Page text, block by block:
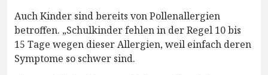
Auch Kinder sind bereits von Pollenallergien
betroffen. „Schulkinder fehlen in der Regel 10 bis
15 Tage wegen dieser Allergien, weil einfach deren
Symptome so schwer sind.